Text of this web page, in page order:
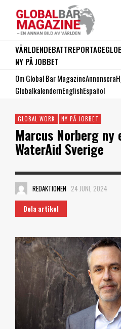
VÄRLDENDEBATTREPORTAGE
NY PÅ JOBBET
Om Global Bar MagazineAnnonsera
GlobalkalendernEnglishEspañol
GLOBAL WORK NY PÅ JOBBET
Marcus Norberg ny
WaterAid Sverige
REDAKTIONEN 24 JUNI, 2024
Dela artikel